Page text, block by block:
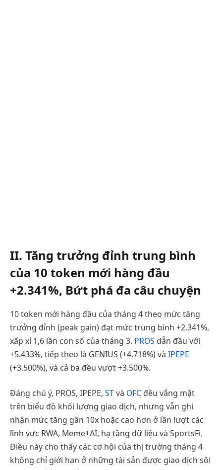
II. Tăng trưởng đỉnh trung bình
của 10 token mới hàng đầu
+2.341%, Bứt phá đa câu chuyện
10 token mới hàng đầu của tháng 4 theo mức tăng
trưởng đỉnh (peak gain) đạt mức trung bình +2.341%,
xấp xỉ 1,6 lần con số của tháng 3. PROS dẫn đầu với
+5.433%, tiếp theo là GENIUS (+4.718%) và IPEPE
(+3.500%), và cả ba đều vượt +3.500%.
Đáng chú ý, PROS, IPEPE, STvà OFC đều vắng mặt
trên biểu đồ khối lượng giao dịch, nhưng vẫn ghi
nhận mức tăng gần 10x hoặc cao hơn ở lần lượt các
lĩnh vực RWA, Meme+AI, hạ tầng dữ liệu và SportsFi.
Điều này cho thấy các cơ hội của thị trường tháng 4
không chỉ giới hạn ở những tài sản được giao dịch sôi